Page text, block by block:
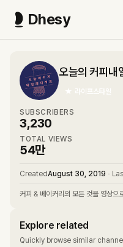
Dhesy
오늘의 커피내
★ 라이프스타일
SUBSCRIBERS
3,230
TOTAL VIEWS
54만
CreatedAugust 30, 2019
커피 & 베이커리의 모든 것을 영상으
Explore related
Quickly browse similar